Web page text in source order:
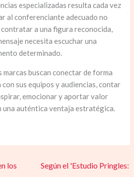
especializadas resulta cada vez
al conferenciante adecuado no
a una figura reconocida,
necesita escuchar una
determinado.
marcas buscan conectar de forma
sus equipos y audiencias, contar
emocionar y aportar valor
una auténtica ventaja estratégica.
los
Según el 'Estudio Pringles: